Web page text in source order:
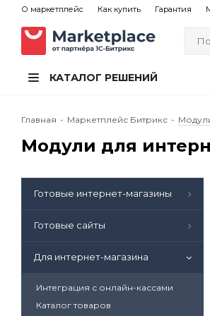
О маркетплейс Как купить Гарантия
КАТАЛОГ РЕШЕНИЙ
Главная - Маркетплейс Битрикс -
Модули для
Готовые интернет-магазины
Готовые сайты
Для интернет-магазина
Интеграция с онлайн-кассами
Каталог товаров